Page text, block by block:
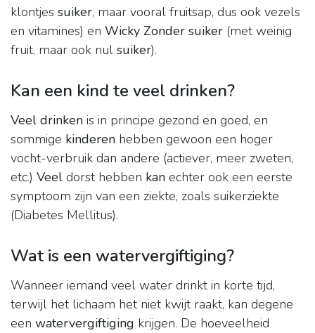
klontjes suiker, maar vooral fruitsap, dus ook vezels
en vitamines) en Wicky Zonder suiker (met weinig
fruit, maar ook nul suiker).
Kan een kind te veel drinken?
Veel drinken is in principe gezond en goed, en
sommige kinderen hebben gewoon een hoger
vocht-verbruik dan andere (actiever, meer zweten,
etc.) Veel dorst hebben kan echter ook een eerste
symptoom zijn van een ziekte, zoals suikerziekte
(Diabetes Mellitus).
Wat is een watervergiftiging?
Wanneer iemand veel water drinkt in korte tijd,
terwijl het lichaam het niet kwijt raakt, kan degene
een watervergiftiging krijgen. De hoeveelheid